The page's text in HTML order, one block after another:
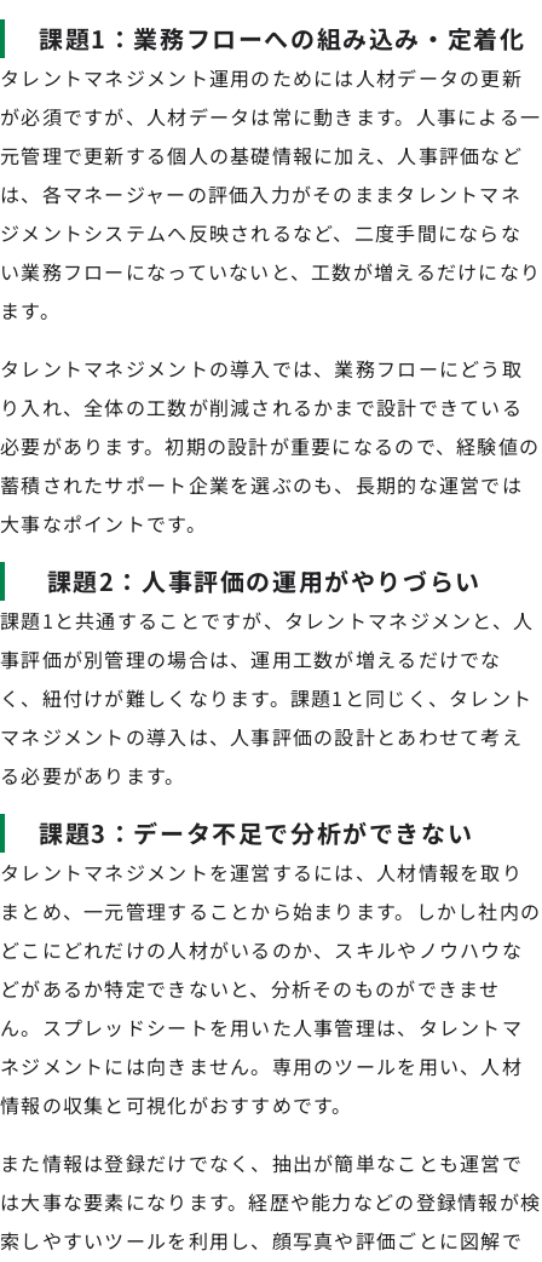
課題1：業務フローへの組み込み・定着化
タレントマネジメント運用のためには人材データの更新
が必須ですが、人材データは常に動きます。人事による一
元管理で更新する個人の基礎情報に加え、人事評価など
は、各マネージャーの評価入力がそのままタレントマネ
ジメントシステムへ反映されるなど、二度手間にならな
い業務フローになっていないと、工数が増えるだけになり
ます。
タレントマネジメントの導入では、業務フローにどう取
り入れ、全体の工数が削減されるかまで設計できている
必要があります。初期の設計が重要になるので、経験値の
蓄積されたサポート企業を選ぶのも、長期的な運営では
大事なポイントです。
課題2：人事評価の運用がやりづらい
課題1と共通することですが、タレントマネジメンと、人
事評価が別管理の場合は、運用工数が増えるだけでな
く、紐付けが難しくなります。課題1と同じく、タレント
マネジメントの導入は、人事評価の設計とあわせて考え
る必要があります。
課題3：データ不足で分析ができない
タレントマネジメントを運営するには、人材情報を取り
まとめ、一元管理することから始まります。しかし社内の
どこにどれだけの人材がいるのか、スキルやノウハウな
どがあるか特定できないと、分析そのものができませ
ん。スプレッドシートを用いた人事管理は、タレントマ
ネジメントには向きません。専用のツールを用い、人材
情報の収集と可視化がおすすめです。
また情報は登録だけでなく、抽出が簡単なことも運営で
は大事な要素になります。経歴や能力などの登録情報が検
索しやすいツールを利用し、顔写真や評価ごとに図解で